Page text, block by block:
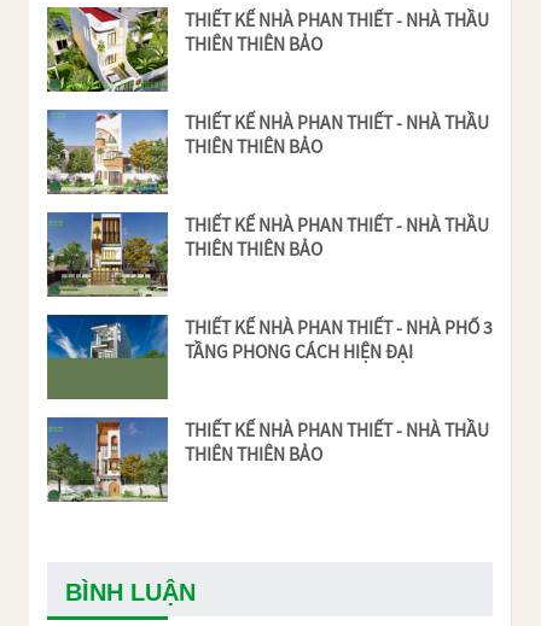
THIẾT KẾ NHÀ PHAN THIẾT - NHÀ THẦU
THIÊN THIÊN BẢO
THIẾT KẾ NHÀ PHAN THIẾT - NHÀ THẦU
THIÊN THIÊN BẢO
THIẾT KẾ NHÀ PHAN THIẾT - NHÀ THẦU
THIÊN THIÊN BẢO
THIẾT KẾ NHÀ PHAN THIẾT - NHÀ PHỐ 3
TẦNG PHONG CÁCH HIỆN ĐẠI
THIẾT KẾ NHÀ PHAN THIẾT - NHÀ THẦU
THIÊN THIÊN BẢO
BÌNH LUẬN